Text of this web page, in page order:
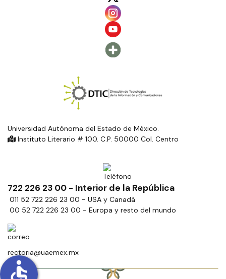
Universidad Autónoma del Estado de México.
Instituto Literario # 100. C.P. 50000 Col. Centro
722 226 23 00 - Interior de la República
011 52 722 226 23 00 - USA y Canadá
00 52 722 226 23 00 - Europa y resto del mundo
rectoria@uaemex.mx
accessible